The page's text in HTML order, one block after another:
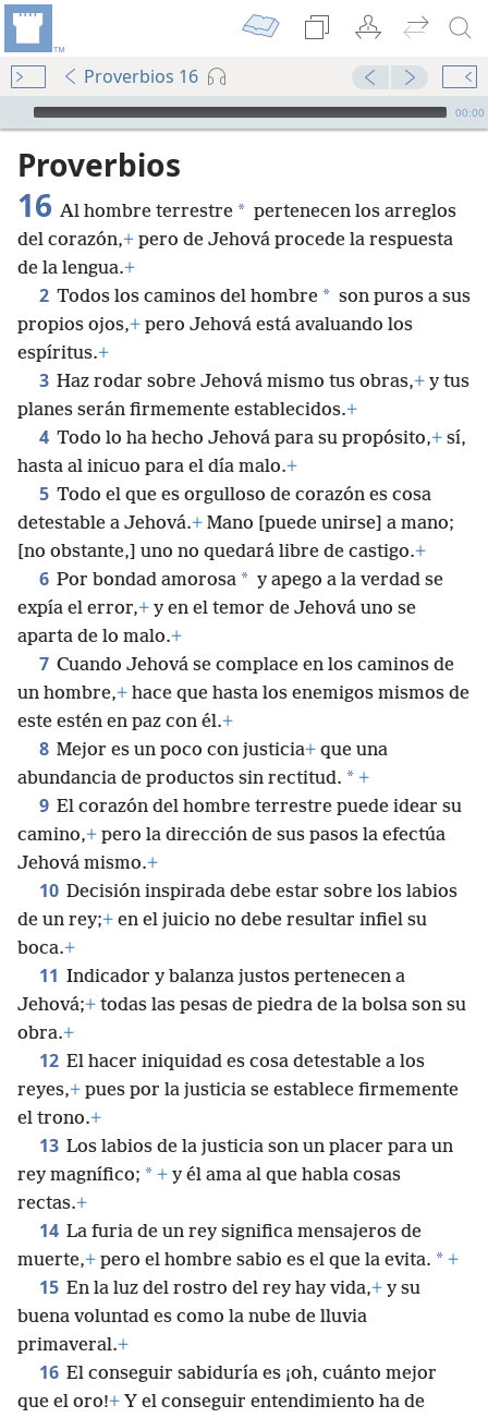
Proverbios 16
Audio Player
00:00
Proverbios
16 Al hombre terrestre * pertenecen los arreglos
del corazón,+ pero de Jehová procede la respuesta
de la lengua.+
2 Todos los caminos del hombre * son puros a sus
propios ojos,+ pero Jehová está avaluando los
espíritus.+
3 Haz rodar sobre Jehová mismo tus obras,+ y tus
planes serán firmemente establecidos.+
4 Todo lo ha hecho Jehová para su propósito,+ sí,
hasta al inicuo para el día malo.+
5 Todo el que es orgulloso de corazón es cosa
detestable a Jehová.+ Mano [puede unirse] a mano;
[no obstante,] uno no quedará libre de castigo.+
6 Por bondad amorosa * y apego a la verdad se
expía el error,+ y en el temor de Jehová uno se
aparta de lo malo.+
7 Cuando Jehová se complace en los caminos de
un hombre,+ hace que hasta los enemigos mismos de
este estén en paz con él.+
8 Mejor es un poco con justicia+ que una
abundancia de productos sin rectitud. * +
9 El corazón del hombre terrestre puede idear su
camino,+ pero la dirección de sus pasos la efectúa
Jehová mismo.+
10 Decisión inspirada debe estar sobre los labios
de un rey;+ en el juicio no debe resultar infiel su
boca.+
11 Indicador y balanza justos pertenecen a
Jehová;+ todas las pesas de piedra de la bolsa son su
obra.+
12 El hacer iniquidad es cosa detestable a los
reyes,+ pues por la justicia se establece firmemente
el trono.+
13 Los labios de la justicia son un placer para un
rey magnífico; * + y él ama al que habla cosas
rectas.+
14 La furia de un rey significa mensajeros de
muerte,+ pero el hombre sabio es el que la evita. * +
15 En la luz del rostro del rey hay vida,+ y su
buena voluntad es como la nube de lluvia
primaveral.+
16 El conseguir sabiduría es ¡oh, cuánto mejor
que el oro!+ Y el conseguir entendimiento ha de